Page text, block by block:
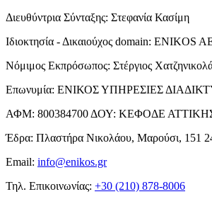
Διευθύντρια Σύνταξης: Στεφανία Κασίμη
Ιδιοκτησία - Δικαιούχος domain: ENIKOS
Νόμιμος Εκπρόσωπος: Στέργιος
Επωνυμία: ΕΝΙΚΟΣ ΥΠΗΡΕΣΙΕΣ
ΑΦΜ: 800384700 ΔΟΥ: ΚΕΦΟΔΕ
Έδρα: Πλαστήρα Νικολάου, Μαρούσι, 151
Email: info@enikos.gr
Τηλ. Επικοινωνίας: +30 (210) 878-8006